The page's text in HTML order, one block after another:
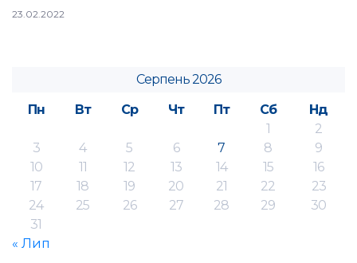
23.02.2022
Серпень 2026
Пн
Вт Ср Чт Пт Сб
Нд
1
2
3
4 5 6 7 8
9
10
11 12 13 14 15
16
17
18 19 20 21 22
23
24
25 26 27 28 29
30
31
« Лип